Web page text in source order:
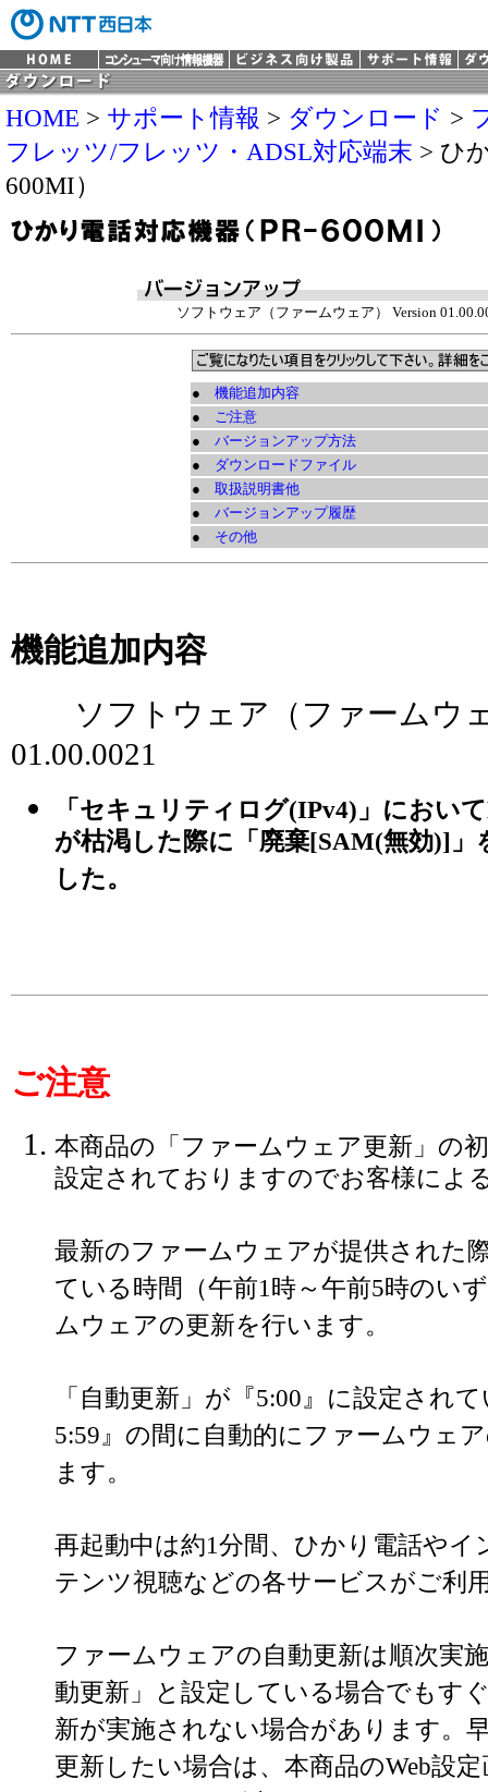
HOME > サポート情報 > ダウンロード >
フレッツ/フレッツ・ADSL対応端末 > ひ
600MI）
ソフトウェア（ファームウェア） Version
● 機能追加内容
● ご注意
● バージョンアップ方法
● ダウンロードファイル
● 取扱説明書他
● バージョンアップ履歴
● その他
機能追加内容
ソフトウェア（ファームウェ
01.00.0021
「セキュリティログ(IPv4)」におい
が枯渇した際に「廃棄[SAM(無効)]
した。
ご注意
本商品の「ファームウェア更新」の
設定されておりますのでお客様によ
最新のファームウェアが提供された
ている時間（午前1時～午前5時のい
ムウェアの更新を行います。
「自動更新」が『5:00』に設定され
5:59』の間に自動的にファームウェ
ます。
再起動中は約1分間、ひかり電話や
テンツ視聴などの各サービスがご利
ファームウェアの自動更新は順次実
動更新」と設定している場合でもす
新が実施されない場合があります。
更新したい場合は、本商品のWeb設